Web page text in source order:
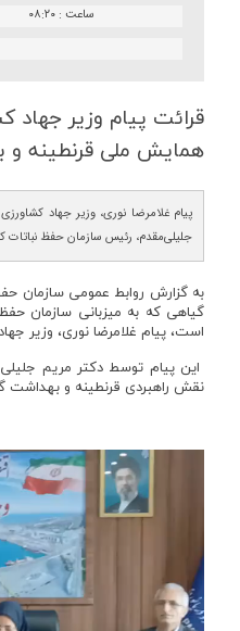
ساعت :۰۸:۲۰
قرائت پیام وزیر
همایش ملی قرنطینه
پیام غلامرضا نوری، وزیر جهاد
جلیلی‌مقدم، رئیس سازمان حفظ
به گزارش روابط عمومی سازمان
گیاهی که به میزبانی سازمان
است، پیام غلامرضا نوری، وزیر
این پیام توسط دکتر مریم
نقش راهبردی قرنطینه و بهداشت